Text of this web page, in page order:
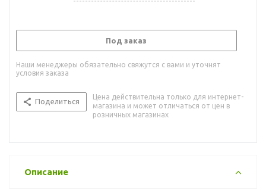
Под заказ
Наши менеджеры обязательно свяжутся с вами и уточнят
условия заказа
Поделиться
Цена действительна только для интернет-
магазина и может отличаться от цен в
розничных магазинах
Описание